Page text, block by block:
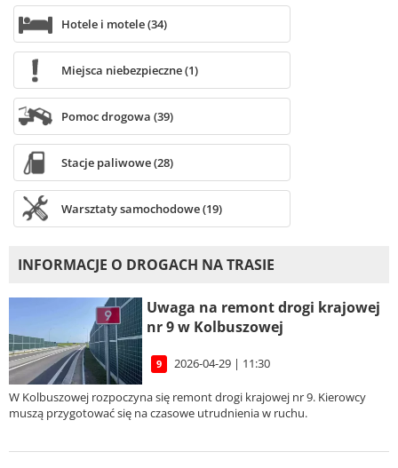
Hotele i motele (34)
Miejsca niebezpieczne (1)
Pomoc drogowa (39)
Stacje paliwowe (28)
Warsztaty samochodowe (19)
INFORMACJE O DROGACH NA TRASIE
Uwaga na remont drogi krajowej
nr 9 w Kolbuszowej
9 2026-04-29 | 11:30
W Kolbuszowej rozpoczyna się remont drogi krajowej nr 9. Kierowcy
muszą przygotować się na czasowe utrudnienia w ruchu.